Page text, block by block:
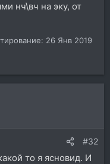
нч\вч на эку, от
26 Янв 2019
#32
то я ясновид. И